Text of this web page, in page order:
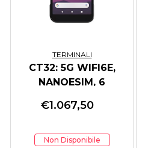
TERMINALI
CT32: 5G WIFI6E,
NANOESIM, 6
€1.067,50
Non Disponibile